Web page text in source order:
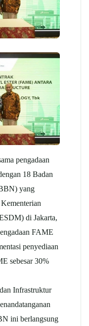
pengadaan
18 Badan
yang
di Jakarta,
FAME
penyediaan
sebesar 30%
Infrastruktur
ini berlangsung